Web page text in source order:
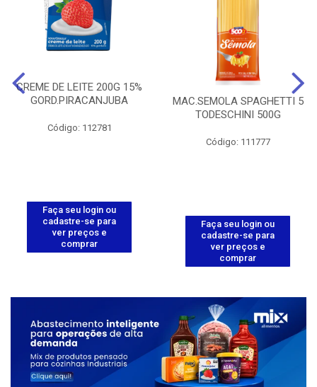
CREME DE LEITE 200G 15%
GORD.PIRACANJUBA
Código: 112781
Faça seu login ou
cadastre-se para
ver preços e
comprar
MAC.SEMOLA SPAGHETTI 5
TODESCHINI 500G
Código: 111777
Faça seu login ou
cadastre-se para
ver preços e
comprar